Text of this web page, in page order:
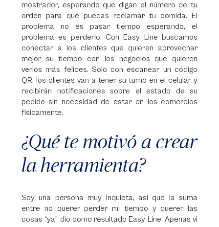
mostrador, esperando que digan el número de tu
orden para que puedas reclamar tu comida. El
problema no es pasar tiempo esperando, el
problema es perderlo. Con Easy Line buscamos
conectar a los clientes que quieren aprovechar
mejor su tiempo con los negocios que quieren
verlos más felices. Solo con escanear un código
QR, los clientes van a tener su turno en el celular y
recibirán notificaciones sobre el estado de su
pedido sin necesidad de estar en los comercios
físicamente.
¿Qué te motivó a crear
la herramienta?
Soy una persona muy inquieta, así que la suma
entre no querer perder mi tiempo y querer las
cosas “ya” dio como resultado Easy Line. Apenas vi